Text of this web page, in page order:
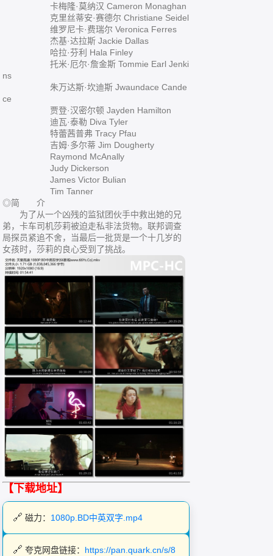
卡梅隆·莫纳汉 Cameron Monaghan
克里丝蒂安·赛德尔 Christiane Seidel
维罗尼卡·费瑞尔 Veronica Ferres
杰基·达拉斯 Jackie Dallas
哈拉·芬利 Hala Finley
托米·厄尔·詹金斯 Tommie Earl Jenki
ns
朱万达斯·坎迪斯 Jwaundace Cande
ce
贾登·汉密尔顿 Jayden Hamilton
迪瓦·泰勒 Diva Tyler
特蕾茜普弗 Tracy Pfau
吉姆·多尔蒂 Jim Dougherty
Raymond McAnally
Judy Dickerson
James Victor Bulian
Tim Tanner
◎简 介
为了从一个凶残的监狱团伙手中救出她的兄
弟，卡车司机莎莉被迫走私非法货物。联邦调查
局探员紧追不舍，当最后一批货是一个十几岁的
女孩时，莎莉的良心受到了挑战。
【下载地址】
磁力： 1080p.BD中英双字.mp4
夸克网盘链接： https://pan.quark.cn/s/8